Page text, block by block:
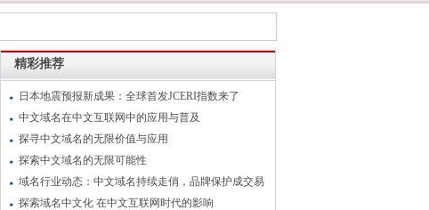
精彩推荐
日本地震预报新成果：全球首发JCERI指数来了
中文域名在中文互联网中的应用与普及
探寻中文域名的无限价值与应用
探索中文域名的无限可能性
域名行业动态：中文域名持续走俏，品牌保护成交易
探索域名中文化 在中文互联网时代的影响